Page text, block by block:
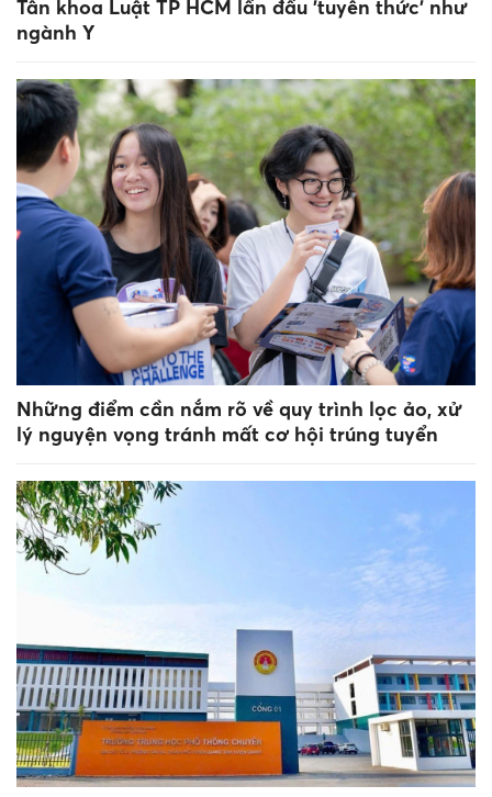
Tân khoa Luật TP HCM lần đầu 'tuyên thức' như
ngành Y
Những điểm cần nắm rõ về quy trình lọc ảo, xử
lý nguyện vọng tránh mất cơ hội trúng tuyển